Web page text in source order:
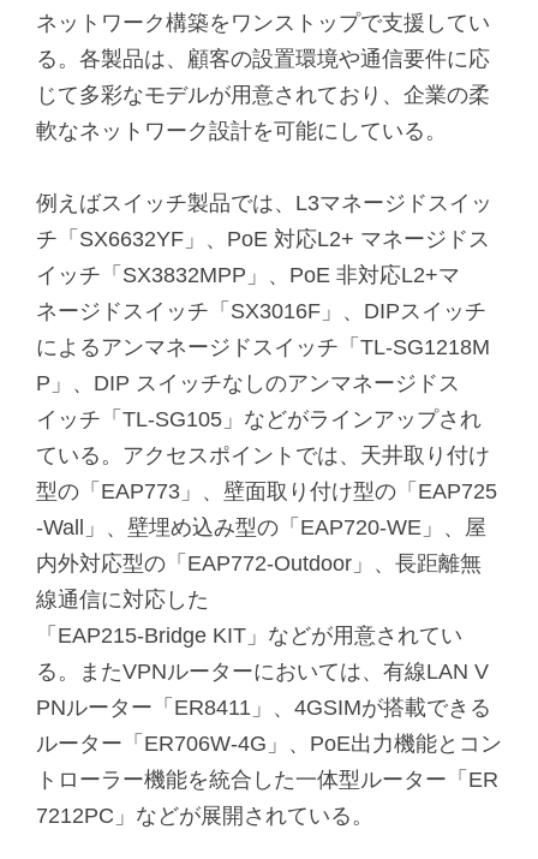
ネットワーク構築をワンストップで支援してい
る。各製品は、顧客の設置環境や通信要件に応
じて多彩なモデルが用意されており、企業の柔
軟なネットワーク設計を可能にしている。
例えばスイッチ製品では、L3マネージドスイッ
チ「SX6632YF」、PoE 対応L2+ マネージドス
イッチ「SX3832MPP」、PoE 非対応L2+マ
ネージドスイッチ「SX3016F」、DIPスイッチ
によるアンマネージドスイッチ「TL-SG1218M
P」、DIP スイッチなしのアンマネージドス
イッチ「TL-SG105」などがラインアップされ
ている。アクセスポイントでは、天井取り付け
型の「EAP773」、壁面取り付け型の「EAP725
-Wall」、壁埋め込み型の「EAP720-WE」、屋
内外対応型の「EAP772-Outdoor」、長距離無
線通信に対応した
「EAP215-Bridge KIT」などが用意されてい
る。またVPNルーターにおいては、有線LAN V
PNルーター「ER8411」、4GSIMが搭載できる
ルーター「ER706W-4G」、PoE出力機能とコン
トローラー機能を統合した一体型ルーター「ER
7212PC」などが展開されている。